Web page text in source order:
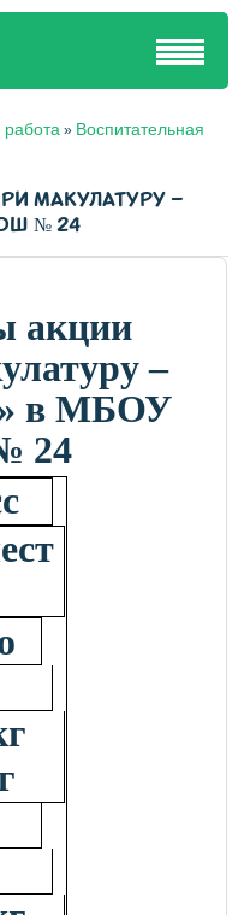
работа » Воспитательная
МАКУЛАТУРУ –
№ 24
акции
–
в МБОУ
24